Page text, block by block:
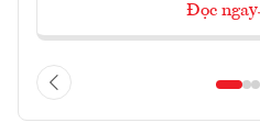
Đọc ngay